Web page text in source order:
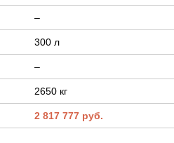
–
300 л
–
2650 кг
2 817 777 руб.